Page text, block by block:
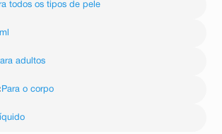
todos os tipos de pele
adultos
Para o corpo